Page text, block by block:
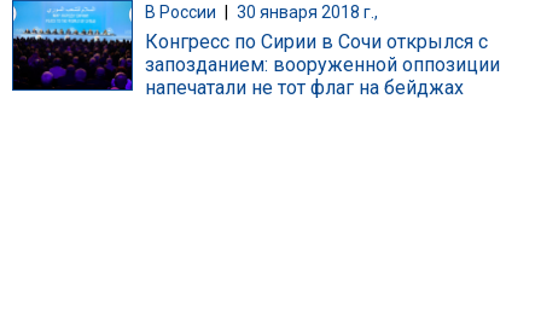
В России 30 января 2018 г.,
Конгресс по Сирии в Сочи открылся с
запозданием: вооруженной оппозиции
напечатали не тот флаг на бейджах